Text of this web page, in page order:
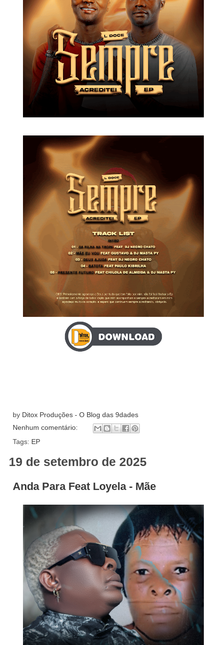
by Ditox Produções - O Blog das 9dades
Nenhum comentário:
Tags: EP
19 de setembro de 2025
Anda Para Feat Loyela - Mãe